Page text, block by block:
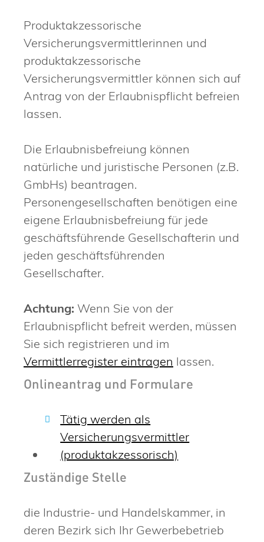
Produktakzessorische
Versicherungsvermittlerinnen und
produktakzessorische
Versicherungsvermittler können sich auf
Antrag von der Erlaubnispflicht befreien
lassen.
Die Erlaubnisbefreiung können
natürliche und juristische Personen (z.B.
GmbHs) beantragen.
Personengesellschaften benötigen eine
eigene Erlaubnisbefreiung für jede
geschäftsführende Gesellschafterin und
jeden geschäftsführenden
Gesellschafter.
Achtung: Wenn Sie von der
Erlaubnispflicht befreit werden, müssen
Sie sich registrieren und im
Vermittlerregister eintragen lassen.
Onlineantrag und Formulare
Tätig werden als
Versicherungsvermittler
(produktakzessorisch)
Zuständige Stelle
die Industrie- und Handelskammer, in
deren Bezirk sich Ihr Gewerbebetrieb